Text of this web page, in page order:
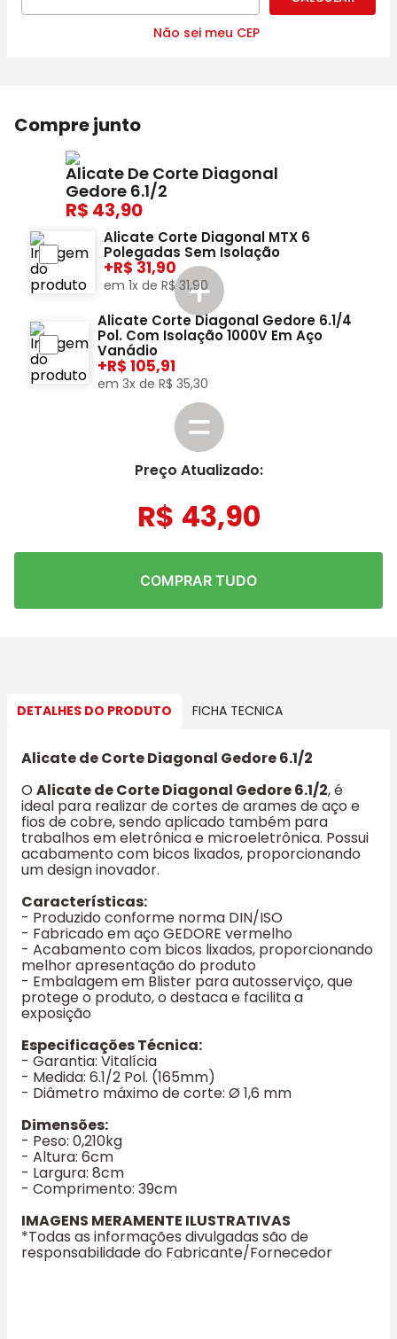
Não sei meu CEP
Compre junto
Alicate De Corte Diagonal
Gedore 6.1/2
43,90
Alicate Corte Diagonal MTX 6
Polegadas Sem Isolação
+ 31,90
em 1x de R$ 31,90
Alicate Corte Diagonal Gedore 6.1/4
Pol. Com Isolação 1000V Em Aço
Vanádio
+ 105,91
em 3x de R$ 35,30
Preço Atualizado:
R$ 43,90
COMPRAR TUDO
DETALHES DO PRODUTO FICHA TECNICA
Alicate de Corte Diagonal Gedore 6.1/2
O Alicate de Corte Diagonal Gedore 6.1/2, é
ideal para realizar de cortes de arames de aço e
fios de cobre, sendo aplicado também para
trabalhos em eletrônica e microeletrônica. Possui
acabamento com bicos lixados, proporcionando
um design inovador.
Características:
- Produzido conforme norma DIN/ISO
- Fabricado em aço GEDORE vermelho
- Acabamento com bicos lixados, proporcionando
melhor apresentação do produto
- Embalagem em Blister para autosserviço, que
protege o produto, o destaca e facilita a
exposição
Especificações Técnica:
- Garantia: Vitalícia
- Medida: 6.1/2 Pol. (165mm)
- Diâmetro máximo de corte: Ø 1,6 mm
Dimensões:
- Peso: 0,210kg
- Altura: 6cm
- Largura: 8cm
- Comprimento: 39cm
IMAGENS MERAMENTE ILUSTRATIVAS
*Todas as informações divulgadas são de
responsabilidade do Fabricante/Fornecedor